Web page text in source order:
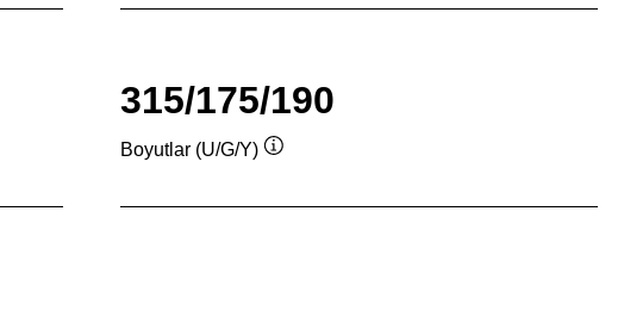
315/175/190
Boyutlar (U/G/Y)